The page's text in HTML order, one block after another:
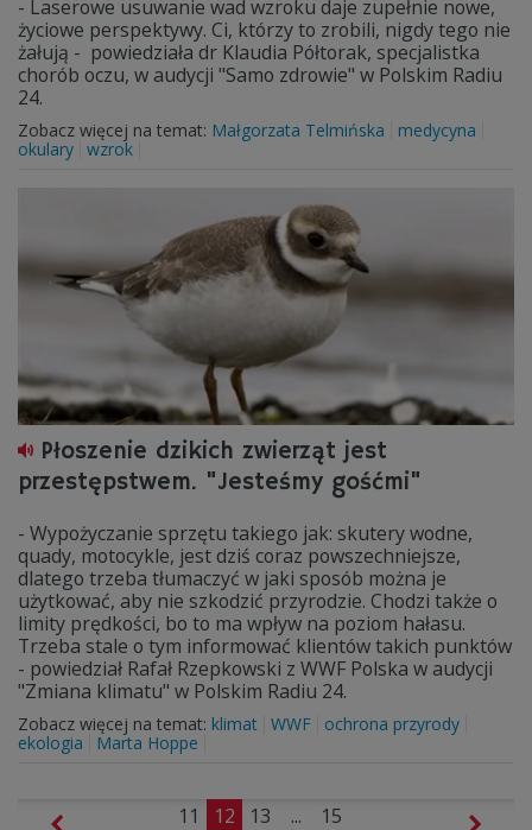
- Laserowe usuwanie wad wzroku daje zupełnie nowe,
życiowe perspektywy. Ci, którzy to zrobili, nigdy tego nie
żałują - powiedziała dr Klaudia Półtorak, specjalistka
chorób oczu, w audycji "Samo zdrowie" w Polskim Radiu
24.
Zobacz więcej na temat: Małgorzata Telmińska
medycyna
okulary wzrok
Płoszenie dzikich zwierząt jest
przestępstwem. "Jesteśmy gośćmi"
- Wypożyczanie sprzętu takiego jak: skutery wodne,
quady, motocykle, jest dziś coraz powszechniejsze,
dlatego trzeba tłumaczyć w jaki sposób można je
użytkować, aby nie szkodzić przyrodzie. Chodzi także o
limity prędkości, bo to ma wpływ na poziom hałasu.
Trzeba stale o tym informować klientów takich punktów
- powiedział Rafał Rzepkowski z WWF Polska w audycji
"Zmiana klimatu" w Polskim Radiu 24.
Zobacz więcej na temat: klimat WWF
ochrona przyrody
ekologia
Marta Hoppe
11 12 13 ... 15